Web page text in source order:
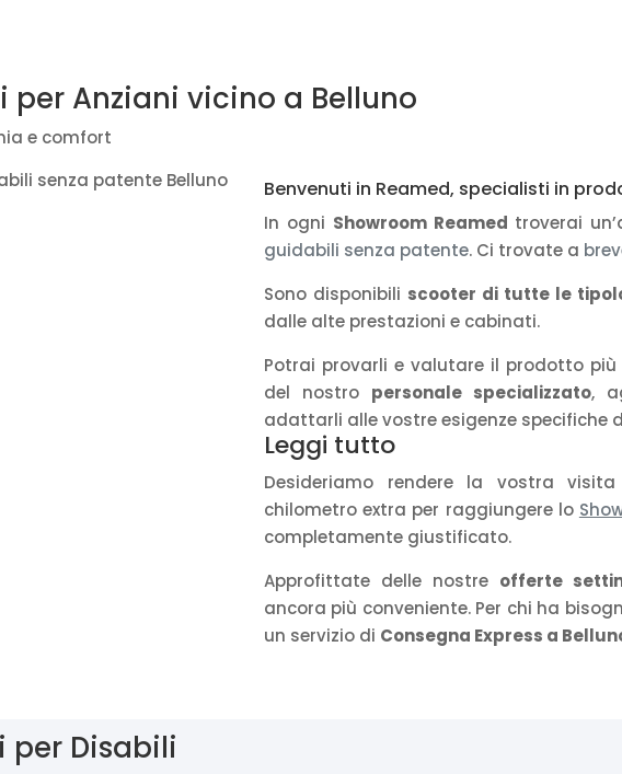
per Anziani vicino a Belluno
e comfort
Benvenuti in Reamed, specialisti in
In ogni Showroom Reamed troverai
guidabili senza patente. Ci trovate a
Sono disponibili scooter di tutte le
dalle alte prestazioni e cabinati.
Potrai provarli e valutare il prodotto
del nostro personale specializzato,
adattarli alle vostre esigenze specifiche
Leggi tutto
Desideriamo rendere la vostra
chilometro extra per raggiungere lo
completamente giustificato.
Approfittate delle nostre offerte
ancora più conveniente. Per chi ha
un servizio di Consegna Express a
per Disabili